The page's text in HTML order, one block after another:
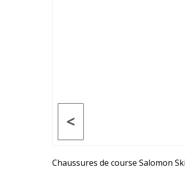
<
Chaussures de course Salomon